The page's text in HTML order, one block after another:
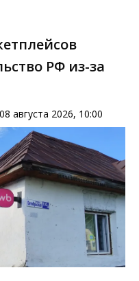
РФ из-за
08 августа 2026, 10:00